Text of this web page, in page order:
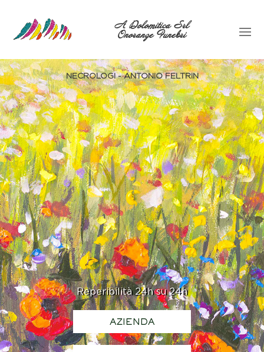
A Dolomitica Srl
Onoranze Funebri
Reperibilità 24h su 24h
AZIENDA
NECROLOGI - ANTONIO FELTRIN